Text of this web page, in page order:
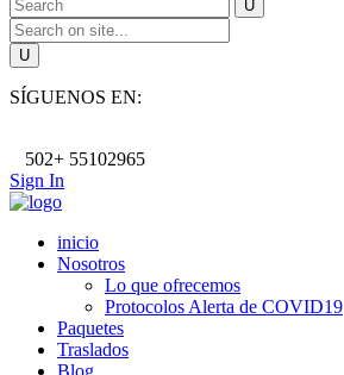
SÍGUENOS EN:
502+ 55102965
Sign In
inicio
Nosotros
Lo que ofrecemos
Protocolos Alerta de COVID19
Paquetes
Traslados